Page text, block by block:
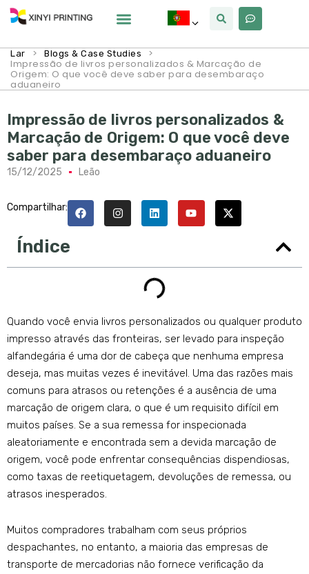
Lar > Blogs & Case Studies >
Impressão de livros personalizados & Marcação de
Origem: O que você deve saber para desembaraço
aduaneiro
Impressão de livros personalizados &
Marcação de Origem: O que você deve
saber para desembaraço aduaneiro
15/12/2025 Leão
Compartilhar:
Índice
Quando você envia livros personalizados ou qualquer produto
impresso através das fronteiras, ser levado para inspeção
alfandegária é uma dor de cabeça que nenhuma empresa
deseja, mas muitas vezes é inevitável. Uma das razões mais
comuns para atrasos ou retenções é a ausência de uma
marcação de origem clara, o que é um requisito difícil em
muitos países. Se a sua remessa for inspecionada
aleatoriamente e encontrada sem a devida marcação de
origem, você pode enfrentar consequências dispendiosas,
como taxas de reetiquetagem, devoluções de remessa, ou
atrasos inesperados.
Muitos compradores trabalham com seus próprios
despachantes, no entanto, a maioria das empresas de
transporte de mercadorias não fornece verificação da